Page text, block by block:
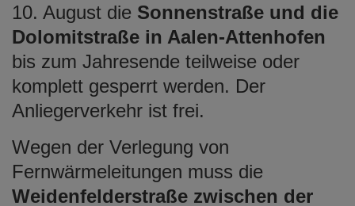
10. August die Sonnenstraße und die
Dolomitstraße in Aalen-Attenhofen
bis zum Jahresende teilweise oder
komplett gesperrt werden. Der
Anliegerverkehr ist frei.
Wegen der Verlegung von
Fernwärmeleitungen muss die
Weidenfelderstraße zwischen der